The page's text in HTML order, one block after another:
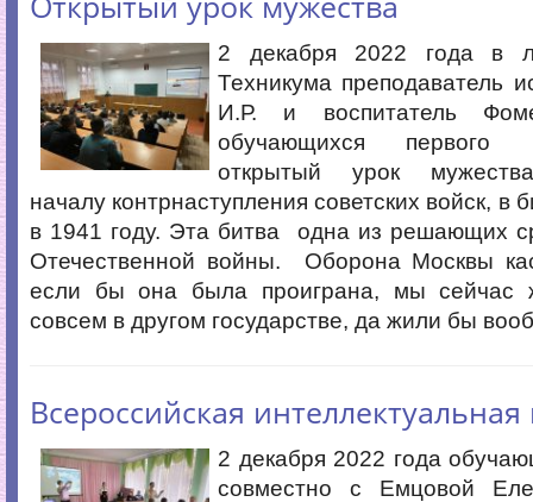
2 декабря 2022 года в
Техникума преподаватель
И.Р. и воспитатель
обучающихся первого
открытый урок
началу контрнаступления советских войск, в
в 1941 году. Эта битва одна из решающих
Отечественной войны. Оборона Москвы
если бы она была проиграна, мы
совсем в другом государстве, да жили бы
Всероссийская
2 декабря 2022 года
совместно с Емцовой